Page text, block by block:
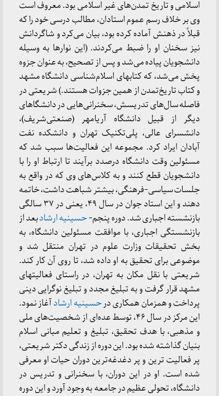
اسلامی و تاریخ تمدن‌های غیر اسلامی بود. معروف است
وی بر خلاف رسم عموم استادان، مطالب درسی خود را که
قبلاً در ذهنش آماده کرده بود، بیان می‌کرد و شاگردانش
نیز سخنان او را ضبط می‌کردند. (این نوارها به وسیله
دانشجویان پیاده می‌شد و پس از تصحیح، به عنوان جزوه
پخش می‌شد، که کتابهای اسلام‌شناسی‌ دانشگاه مشهد
و کتاب تاریخ‌تمدن از همین جزوات هستند.) شریعتی در
فاصله سال‌های تدریسش، سخنرانی‌هایی در دانشگاهای
دیگر از قبیل دانشگاه آریامهر (صنعتی‌شریف)،
دانشسرای عالی، پلی‌تکنیک ‌تهران و دانشکده نفت
آبادان ایراد ‌کرد. مجموعه این فعالیت‌ها سبب شد که
مسئولین وقت دانشگاه درصدد برآیند تا ارتباط او را با
دانشجویان قطع کنند و به کلاس‌های وی که در واقع به
جلسات سیاسی-فرهنگی، بیشتر شباهت داشت، خاتمه
دهند و این استاد جوان در سال ۴۹، یعنی در ٣۷ سالگی
بازنشسته اجباری شد. دوره پنجم-حسینیه ارشادبعد از
بازنشستگی اجباری، با موافقت مسئولین دانشگاه، به
بخش تحقیقات وزارت علوم در تهران منتقل شد و
موضوعی برای تحقیق به او داده شد، تا روی آن کار کند.
شریعتی با نقل مکان به تهران، در راستای فعالیتهای
مشهد قرار گرفت و به تبلیغ مجدد و تبلیغ نوگرایی دینی
پرداخت و همزمان همکاری درحسینیه ارشادآغاز نمود.
این مرکز در سال ۴۶، توسط عده‌ای از شخصیت‌های ملی
و مذهبی، با هدف تحقیق، تبلیغ و تعلیم مبانی اسلام
بنیان گذاشته شده بود. این دوره از زندگی دکتر شریعتی،
پر فعالیت ترین و پر دغدغه‌ترین دوران حیات او معرفی
شده است. او در این دوران، با سخنرانی‌ و تدریس در
دانشگاه، تحولی عظیم در جامعه به وجود آورد و این دوره